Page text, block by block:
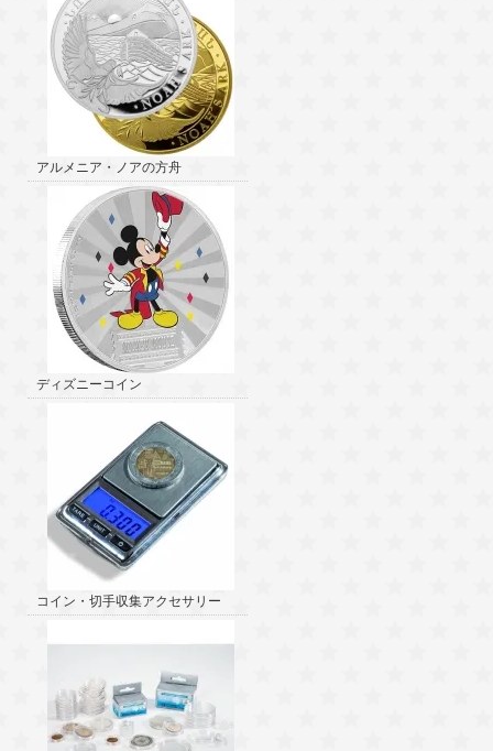
アルメニア・ノアの方舟
ディズニーコイン
コイン・切手収集アクセサリー